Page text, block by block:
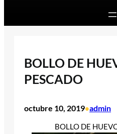
BOLLO DE
PESCADO
octubre 10, 2019•admin
BOLLO DE